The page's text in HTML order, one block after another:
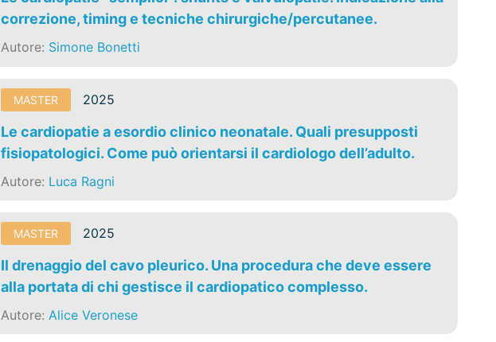
correzione, timing e tecniche chirurgiche/percutanee.
Autore: Simone Bonetti
MASTER 2025
Le cardiopatie a esordio clinico neonatale. Quali presupposti
fisiopatologici. Come può orientarsi il cardiologo dell’adulto.
Autore: Luca Ragni
MASTER 2025
Il drenaggio del cavo pleurico. Una procedura che deve essere
alla portata di chi gestisce il cardiopatico complesso.
Autore: Alice Veronese